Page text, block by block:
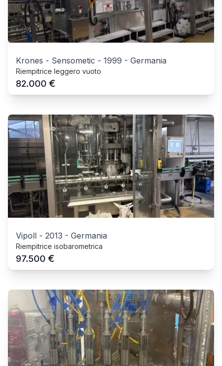
Krones - Sensometic - 1999 - Germania
Riempitrice leggero vuoto
82.000 €
Vipoll - 2013 - Germania
Riempitrice isobarometrica
97.500 €